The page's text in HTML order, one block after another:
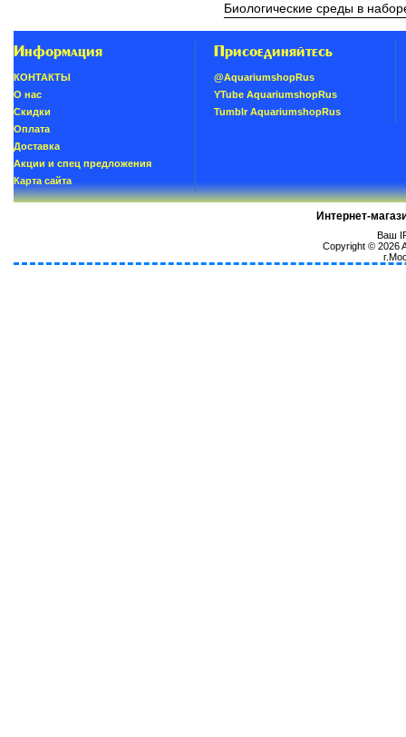
Биологические среды в
Информация
КОНТАКТЫ
О нас
Скидки
Oплатa
Доставка
Акции и спец предложения
Карта сайта
Присоединяйтесь
@AquariumshopRus
YTube AquariumshopRus
Tumblr AquariumshopRus
Интернет-
Ваш
Copyright © 2026